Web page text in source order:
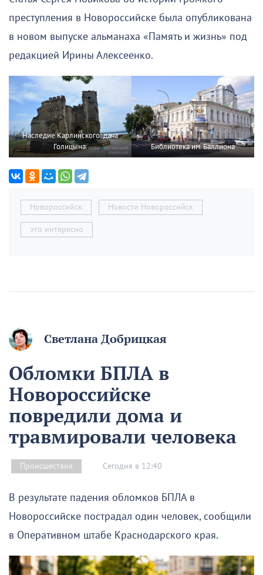
преступления в Новороссийске была опубликована
в новом выпуске альманаха «Память и жизнь» под
редакцией Ирины Алексеенко.
Наследие Карлинского: дача
Голицына.
Библиотека им. Баллиона
Новороссийск Новости Новороссийск
это интересно
Светлана Добрицкая
Обломки БПЛА в
Новороссийске
повредили дома и
травмировали человека
Происшествия Сегодня в 12:40
В результате падения обломков БПЛА в
Новороссийске пострадал один человек, сообщили
в Оперативном штабе Краснодарского края.